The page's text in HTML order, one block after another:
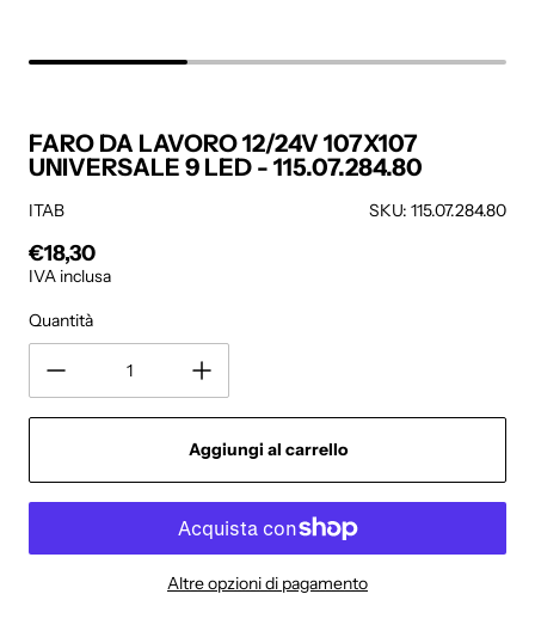
FARO DA LAVORO 12/24V 107X107
UNIVERSALE 9 LED - 115.07.284.80
ITAB
SKU: 115.07.284.80
Prezzo regolare
€18,30
IVA inclusa
Quantità
Aggiungi al carrello
Altre opzioni di pagamento